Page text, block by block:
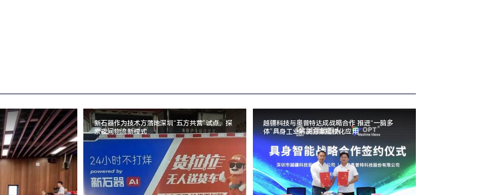
新石器作为技术方落地深圳“五方共营”试点，探
索夜间物流新模式
越疆科技与奥普特达成战略合作 推进“一脑多
体”具身工业解决方案规模化应用